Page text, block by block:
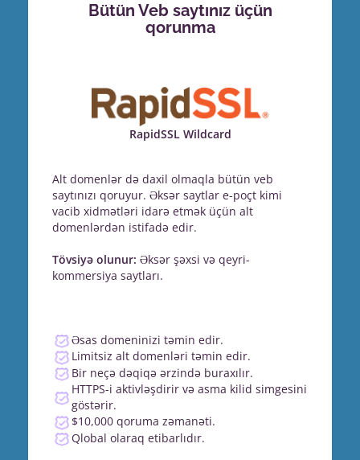
Bütün Veb saytınız üçün
qorunma
RapidSSL Wildcard
Alt domenlər də daxil olmaqla bütün veb
saytınızı qoruyur. Əksər saytlar e-poçt kimi
vacib xidmətləri idarə etmək üçün alt
domenlərdən istifadə edir.
Tövsiyə olunur: Əksər şəxsi və qeyri-
kommersiya saytları.
Əsas domeninizi təmin edir.
Limitsiz alt domenləri təmin edir.
Bir neçə dəqiqə ərzində buraxılır.
HTTPS-i aktivləşdirir və asma kilid simgesini
göstərir.
$10,000 qoruma zəmanəti.
Qlobal olaraq etibarlıdır.